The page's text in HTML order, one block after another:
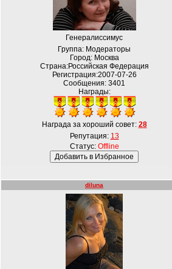
Генералиссимус
Группа: Модераторы
Город: Москва
Страна:Российская Федерация
Регистрация:2007-07-26
Сообщения: 3401
Награды:
Награда за хороший совет: 28
Репутация: 13
Статус: Offline
diluna